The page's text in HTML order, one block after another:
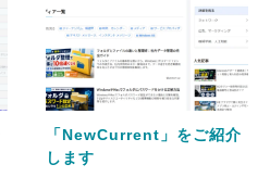
「NewCurrent」をご紹介
します